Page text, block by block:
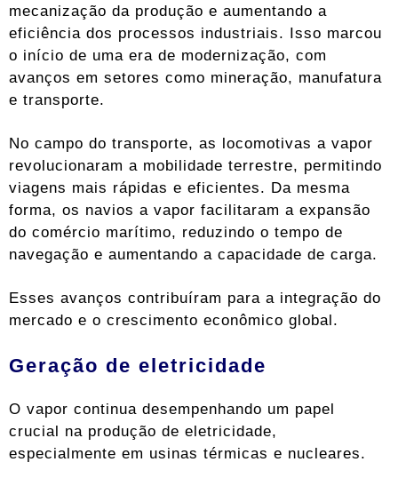
mecanização da produção e aumentando a
eficiência dos processos industriais. Isso marcou
o início de uma era de modernização, com
avanços em setores como mineração, manufatura
e transporte.
No campo do transporte, as locomotivas a vapor
revolucionaram a mobilidade terrestre, permitindo
viagens mais rápidas e eficientes. Da mesma
forma, os navios a vapor facilitaram a expansão
do comércio marítimo, reduzindo o tempo de
navegação e aumentando a capacidade de carga.
Esses avanços contribuíram para a integração do
mercado e o crescimento econômico global.
Geração de eletricidade
O vapor continua desempenhando um papel
crucial na produção de eletricidade,
especialmente em usinas térmicas e nucleares.